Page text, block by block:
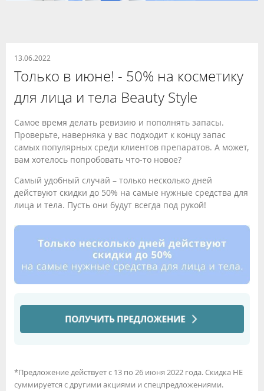
13.06.2022
Только в июне! - 50% на косметику
для лица и тела Beauty Style
Самое время делать ревизию и пополнять запасы.
Проверьте, наверняка у вас подходит к концу запас
самых популярных среди клиентов препаратов. А может,
вам хотелось попробовать что-то новое?
Самый удобный случай – только несколько дней
действуют скидки до 50% на самые нужные средства для
лица и тела. Пусть они будут всегда под рукой!
*Предложение действует с 13 по 26 июня 2022 года. Скидка НЕ
суммируется с другими акциями и спецпредложениями.